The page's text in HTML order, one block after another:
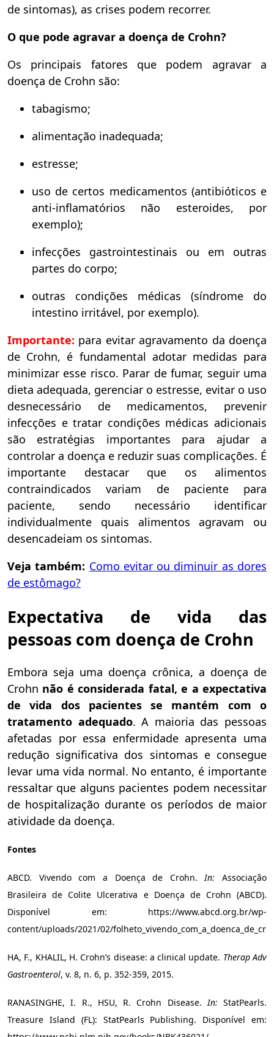
de sintomas), as crises podem recorrer.
O que pode agravar a doença de Crohn?
Os principais fatores que podem agravar a
doença de Crohn são:
tabagismo;
alimentação inadequada;
estresse;
uso de certos medicamentos (antibióticos e
anti-inflamatórios não esteroides, por
exemplo);
infecções gastrointestinais ou em outras
partes do corpo;
outras condições médicas (síndrome do
intestino irritável, por exemplo).
Importante: para evitar agravamento da doença
de Crohn, é fundamental adotar medidas para
minimizar esse risco. Parar de fumar, seguir uma
dieta adequada, gerenciar o estresse, evitar o uso
desnecessário de medicamentos, prevenir
infecções e tratar condições médicas adicionais
são estratégias importantes para ajudar a
controlar a doença e reduzir suas complicações. É
importante destacar que os alimentos
contraindicados variam de paciente para
paciente, sendo necessário identificar
individualmente quais alimentos agravam ou
desencadeiam os sintomas.
Veja também: Como evitar ou diminuir as dores
de estômago?
Expectativa de vida das
pessoas com doença de Crohn
Embora seja uma doença crônica, a doença de
Crohn não é considerada fatal, e a expectativa
de vida dos pacientes se mantém com o
tratamento adequado. A maioria das pessoas
afetadas por essa enfermidade apresenta uma
redução significativa dos sintomas e consegue
levar uma vida normal. No entanto, é importante
ressaltar que alguns pacientes podem necessitar
de hospitalização durante os períodos de maior
atividade da doença.
Fontes
ABCD. Vivendo com a Doença de Crohn.In: Associação
Brasileira de Colite Ulcerativa e Doença de Crohn (ABCD).
Disponível em: https://www.abcd.org.br/wp-
content/uploads/2021/02/
HA, F., KHALIL, H. Crohn’s disease: a clinical update. Therap Adv
Gastroenterol, v. 8, n. 6, p. 352-359, 2015.
RANASINGHE, I. R., HSU, R. Crohn Disease.In: StatPearls.
Treasure Island (FL): StatPearls Publishing. Disponível em: